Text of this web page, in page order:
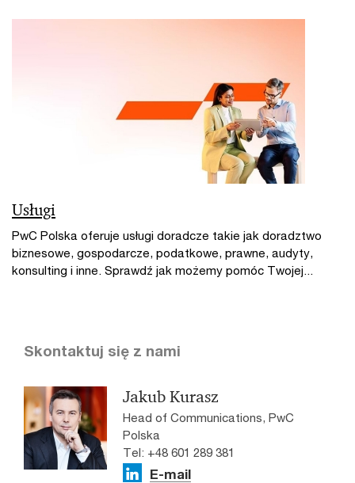
Usługi
PwC Polska oferuje usługi doradcze takie jak doradztwo
biznesowe, gospodarcze, podatkowe, prawne, audyty,
konsulting i inne. Sprawdź jak możemy pomóc Twojej...
Skontaktuj się z nami
Jakub Kurasz
Head of Communications, PwC
Polska
Tel: +48 601 289 381
E-mail